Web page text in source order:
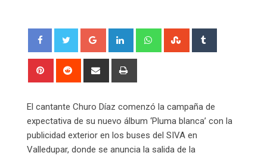
Google+ LinkedIn WhatsappStumbleUpon
Pinterest Reddit
Share
El cantante Churo Díaz comenzó la campaña de
expectativa de su nuevo álbum ‘Pluma blanca’ con la
publicidad exterior en los buses del SIVA en
Valledupar, donde se anuncia la salida de la